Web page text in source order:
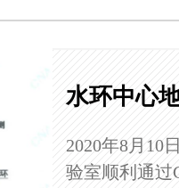
水环中心
2020年8月10
验室顺利通过